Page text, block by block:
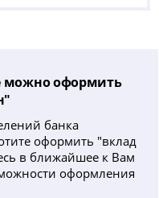
можно оформить
банка
оформить "вклад
в ближайшее к Вам
оформления